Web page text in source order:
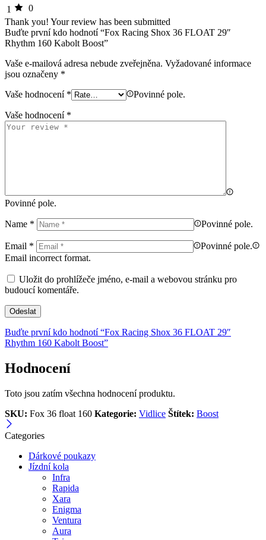
1
0
Thank you! Your review has been submitted
Buďte první kdo hodnotí “Fox Racing Shox 36 FLOAT 29″
Rhythm 160 Kabolt Boost”
Vaše e-mailová adresa nebude zveřejněna. Vyžadované informace
jsou označeny *
Vaše hodnocení * Povinné pole.
Vaše hodnocení *
Povinné pole.
Name * Povinné pole.
Email *
Povinné pole.
Email incorrect format.
Uložit do prohlížeče jméno, e-mail a webovou stránku pro
budoucí komentáře.
Buďte první kdo hodnotí “Fox Racing Shox 36 FLOAT 29″
Rhythm 160 Kabolt Boost”
Hodnocení
Toto jsou zatím všechna hodnocení produktu.
SKU: Fox 36 float 160 Kategorie: Vidlice Štítek: Boost
Categories
Dárkové poukazy
Jízdní kola
Infra
Rapida
Xara
Enigma
Ventura
Aura